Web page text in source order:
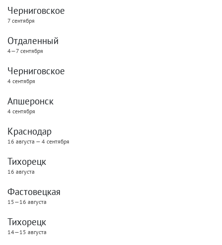
Черниговское
7 сентября
Отдаленный
4—7 сентября
Черниговское
4 сентября
Апшеронск
4 сентября
Краснодар
16 августа — 4 сентября
Тихорецк
16 августа
Фастовецкая
15—16 августа
Тихорецк
14—15 августа